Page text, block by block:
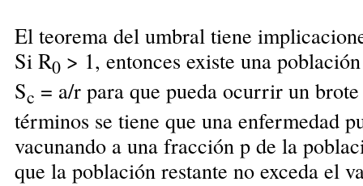
El teorema del umbral tiene
Si R0 > 1, entonces existe una
Sc = a/r para que pueda ocurrir un
términos se tiene que una enfermedad
vacunando a una fracción p de la
que la población restante no exceda el